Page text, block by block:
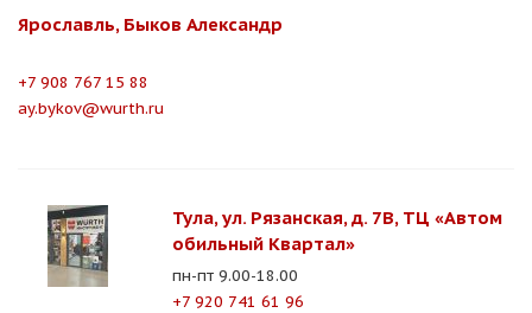
Ярославль, Быков Александр
+7 908 767 15 88
ay.bykov@wurth.ru
Тула, ул. Рязанская, д. 7В, ТЦ «Автом
обильный Квартал»
пн-пт 9.00-18.00
+7 920 741 61 96